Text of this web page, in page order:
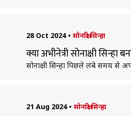
28 Oct 2024 • सोनाक्षी सिन्हा
क्या अभीनेत्री सोनाक्षी सिन्हा
सोनाक्षी सिन्हा पिछले लंबे समय से
21 Aug 2024 • सोनाक्षी सिन्हा